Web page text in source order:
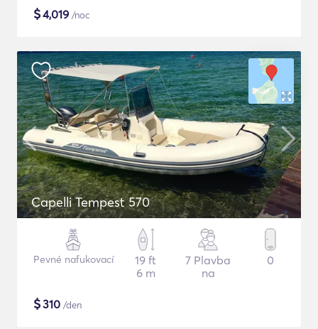
$4,019 /noc
Capelli Tempest 570
Pevné nafukovací
19 ft
6 m
7 Plavba
na
0
$310 /den